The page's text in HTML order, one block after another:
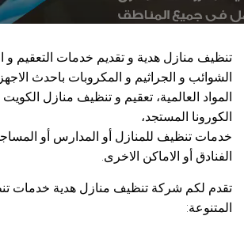
تنظيف منازل هدية و تقديم خدمات التعقيم و
الشوائب و الجراثيم و المكروبات باحدث
المواد العالمية، تعقيم و تنظيف منازل
الكورونا المستجد،
خدمات تنظيف للمنازل أو المدارس أو
الفنادق أو الاماكن الاخرى.
تقدم لكم شركة تنظيف منازل هدية خدمات
المتنوعة: